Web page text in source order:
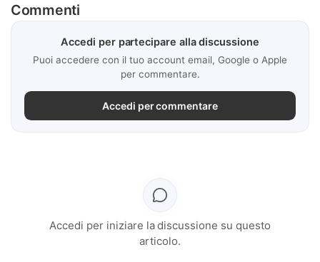
Commenti
Accedi per partecipare alla discussione
Puoi accedere con il tuo account email, Google o Apple
per commentare.
Accedi per commentare
Accedi per iniziare la discussione su questo
articolo.